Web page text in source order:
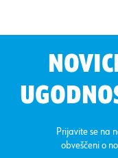
Prijavite se na
obveščeni o